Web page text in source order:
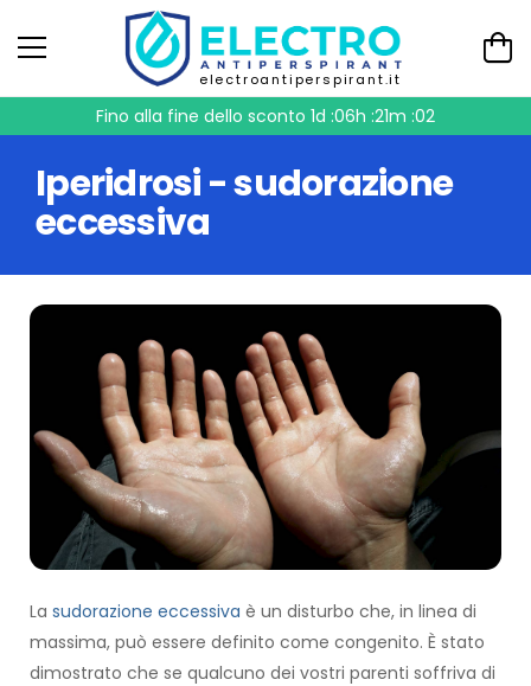
electroantiperspirant.it
Fino alla fine dello sconto1d :06h :21m :01
Iperidrosi - sudorazione
eccessiva
La sudorazione eccessiva è un disturbo che, in linea di
massima, può essere definito come congenito. È stato
dimostrato che se qualcuno dei vostri parenti soffriva di